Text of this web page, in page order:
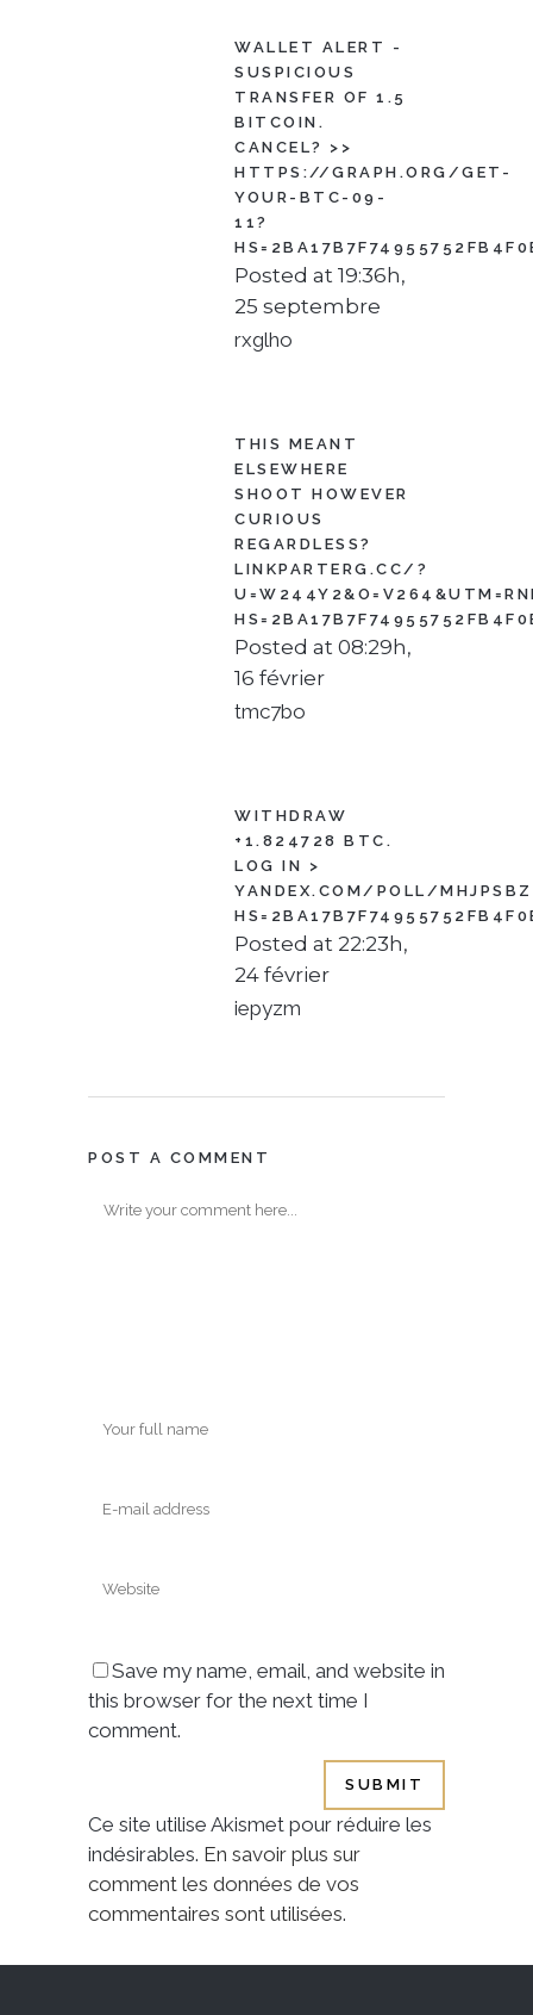
WALLET ALERT -
SUSPICIOUS
TRANSFER OF 1.5
BITCOIN.
CANCEL? >>
HTTPS://GRAPH.ORG/GET-
YOUR-BTC-09-
11?
Posted at 19:36h,
25 septembre
rxglho
THIS MEANT
ELSEWHERE
SHOOT HOWEVER
CURIOUS
REGARDLESS?
LINKPARTERG.CC/?
Posted at 08:29h,
16 février
tmc7bo
WITHDRAW
+1.824728 BTC.
LOG IN >
YANDEX.COM/POLL/
Posted at 22:23h,
24 février
iepyzm
POST A COMMENT
Save my name, email, and website in
this browser for the next time I
comment.
Ce site utilise Akismet pour réduire les
indésirables. En savoir plus sur
comment les données de vos
commentaires sont utilisées.